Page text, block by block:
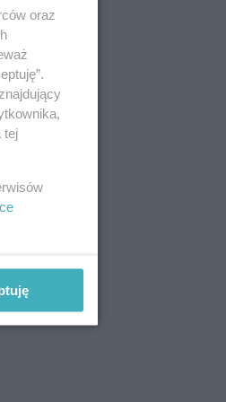
oraz
tej